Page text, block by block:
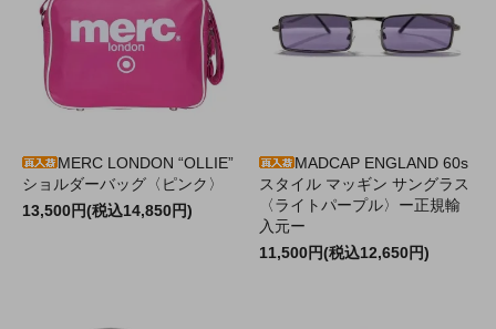
MERC LONDON “OLLIE”
ショルダーバッグ〈ピンク〉
13,500円(税込14,850円)
MADCAP ENGLAND 60s
スタイル マッギン サングラス
〈ライトパープル〉ー正規輸
入元ー
11,500円(税込12,650円)